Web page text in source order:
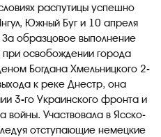
распутицы успешно
Южный Буг и 10 апреля
образцовое выполнение
освобождении города
Богдана Хмельницкого 2-
к реке Днестр, она
3-го Украинского фронта и
войны. Участвовала в Ясско-
отступающие немецкие